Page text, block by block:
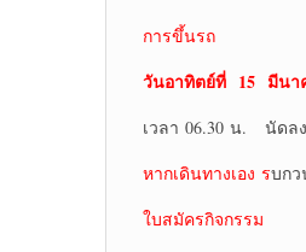
การขึ้นรถ
วันอาทิตย์ที่ 15 มีนา
เวลา 06.30 น. นัดล
หากเดินทางเอง รบก
ใบสมัครกิจกรรม